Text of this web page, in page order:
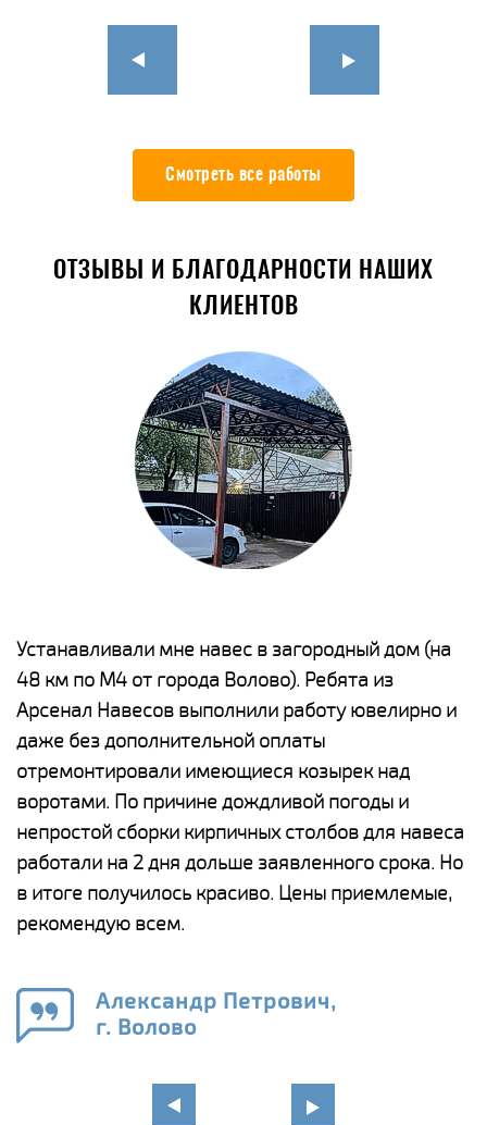
Смотреть все работы
ОТЗЫВЫ И БЛАГОДАРНОСТИ НАШИХ
КЛИЕНТОВ
Устанавливали мне навес в загородный дом (на
48 км по М4 от города Волово). Ребята из
Арсенал Навесов выполнили работу ювелирно и
даже без дополнительной оплаты
отремонтировали имеющиеся козырек над
воротами. По причине дождливой погоды и
непростой сборки кирпичных столбов для навеса
работали на 2 дня дольше заявленного срока. Но
в итоге получилось красиво. Цены приемлемые,
рекомендую всем.
Александр Петрович,
г. Волово